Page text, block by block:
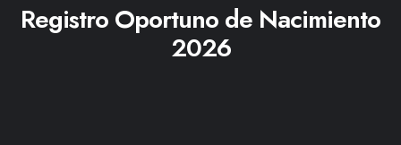
Registro Oportuno de Nacimiento
2026